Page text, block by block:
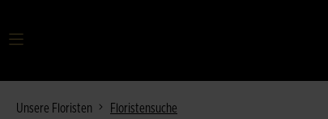
Unsere Floristen Floristensuche